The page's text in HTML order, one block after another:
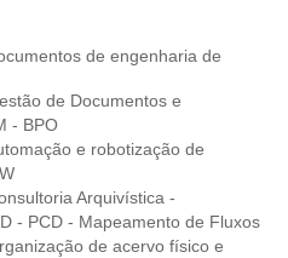
de engenharia de
de Documentos e
- BPO
e robotização de
Arquivística -
- PCD - Mapeamento de Fluxos
de acervo físico e